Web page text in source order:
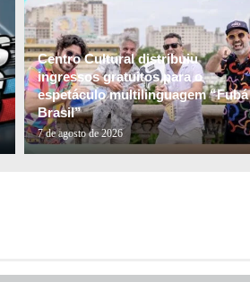
Centro Cultural distribuiu
ingressos gratuitos para o
espetáculo multilinguagem “Fubá
Brasil”
7 de agosto de 2026